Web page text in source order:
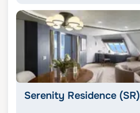
Serenity Residence (SR)